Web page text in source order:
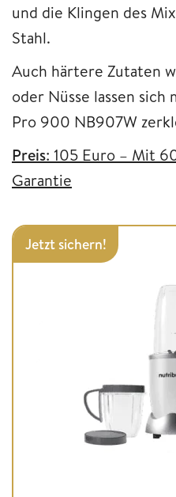
und die Klingen des
Stahl.
Auch härtere Zutaten
oder Nüsse lassen sich
Pro 900 NB907W
Preis: 105 Euro – Mit
Garantie
Jetzt sichern!